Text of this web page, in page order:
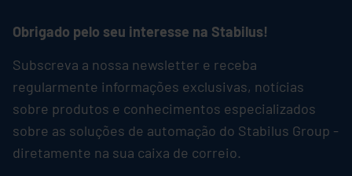
Obrigado pelo seu interesse na Stabilus!
Subscreva a nossa newsletter e receba
regularmente informações exclusivas, notícias
sobre produtos e conhecimentos especializados
sobre as soluções de automação do Stabilus Group -
diretamente na sua caixa de correio.